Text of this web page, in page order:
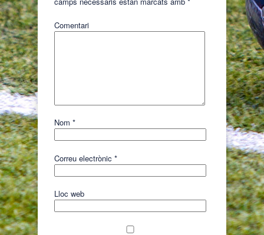
Comentari
Nom *
Correu electrònic *
Lloc web